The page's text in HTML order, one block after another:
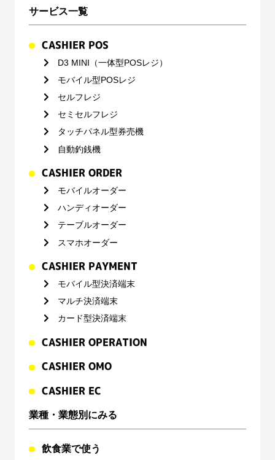
サービス一覧
CASHIER POS
D3 MINI（一体型POSレジ）
モバイル型POSレジ
セルフレジ
セミセルフレジ
タッチパネル型券売機
自動釣銭機
CASHIER ORDER
モバイルオーダー
ハンディオーダー
テーブルオーダー
スマホオーダー
CASHIER PAYMENT
モバイル型決済端末
マルチ決済端末
カード型決済端末
CASHIER OPERATION
CASHIER OMO
CASHIER EC
業種・業態別にみる
飲食業で使う